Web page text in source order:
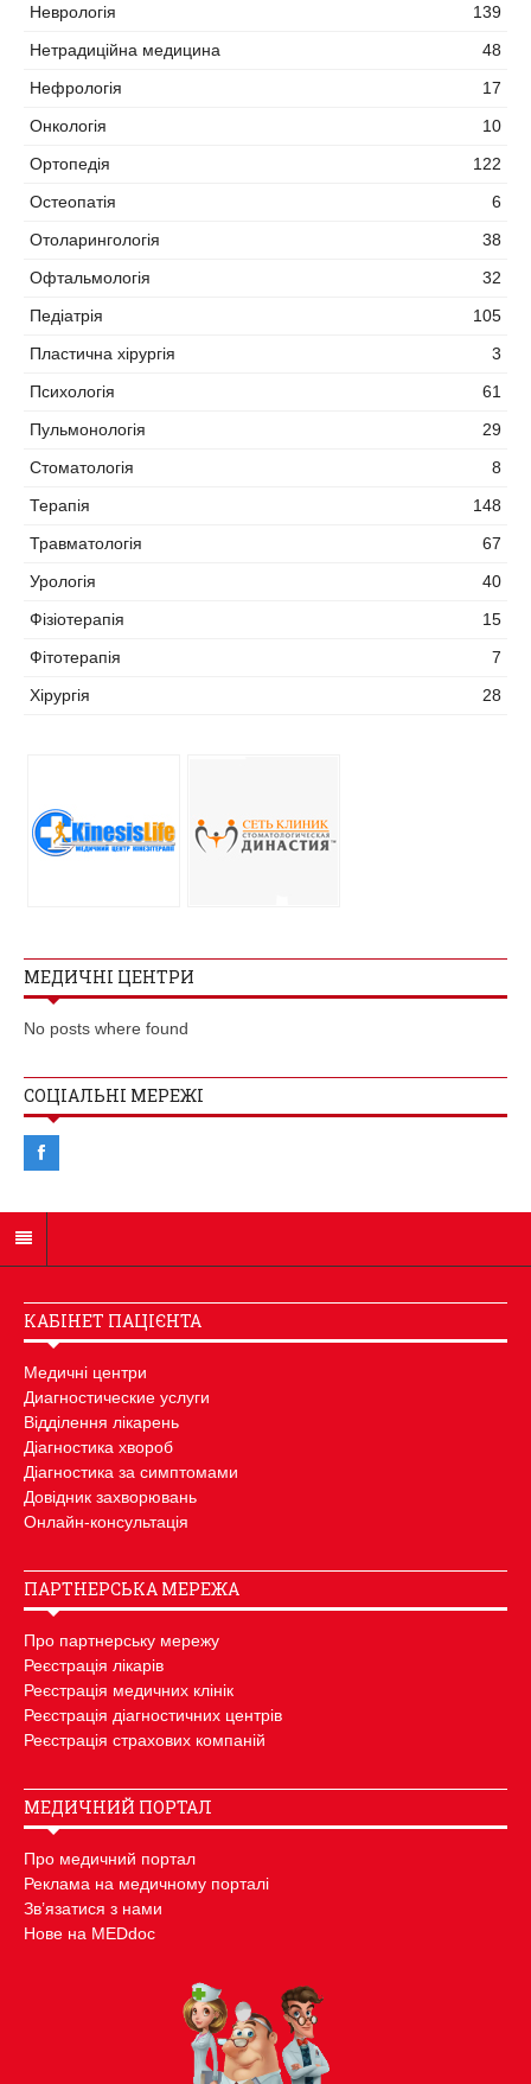
Неврологія
139
Нетрадиційна медицина
48
Нефрологія
17
Онкологія
10
Ортопедія
122
Остеопатія
6
Отоларингологія
38
Офтальмологія
32
Педіатрія
105
Пластична хірургія
3
Психологія
61
Пульмонологія
29
Стоматологія
8
Терапія
148
Травматологія
67
Урологія
40
Фізіотерапія
15
Фітотерапія
7
Хірургія
28
МЕДИЧНІ ЦЕНТРИ
No posts where found
СОЦІАЛЬНІ МЕРЕЖІ
КАБІНЕТ ПАЦІЄНТА
Медичні центри
Диагностические услуги
Відділення лікарень
Діагностика хвороб
Діагностика за симптомами
Довідник захворювань
Онлайн-консультація
ПАРТНЕРСЬКА МЕРЕЖА
Про партнерську мережу
Реєстрація лікарів
Реєстрація медичних клінік
Реєстрація діагностичних центрів
Реєстрація страхових компаній
МЕДИЧНИЙ ПОРТАЛ
Про медичний портал
Реклама на медичному порталі
Зв’язатися з нами
Нове на MEDdoc